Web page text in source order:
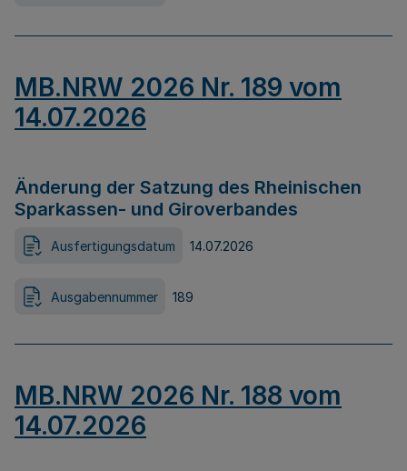
MB.NRW 2026 Nr. 189 vom
14.07.2026
Änderung der Satzung des Rheinischen
Sparkassen- und Giroverbandes
Ausfertigungsdatum 14.07.2026
Ausgabennummer 189
MB.NRW 2026 Nr. 188 vom
14.07.2026